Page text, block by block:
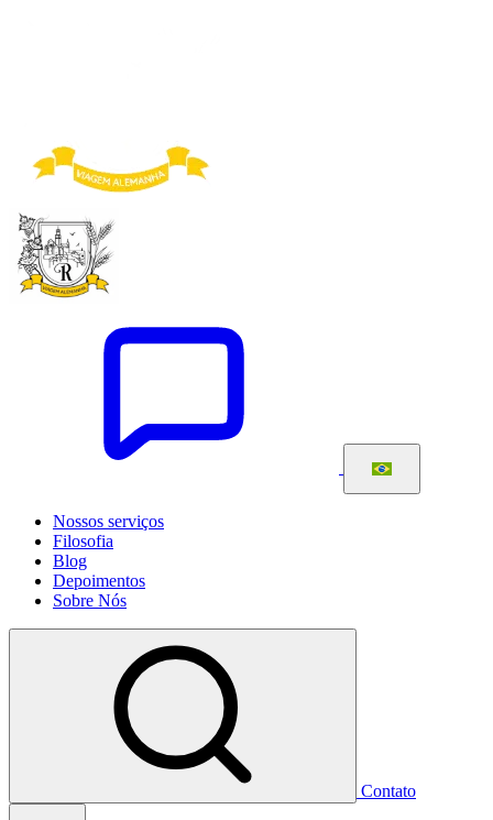
Nossos serviços
Filosofia
Blog
Depoimentos
Sobre Nós
Contato